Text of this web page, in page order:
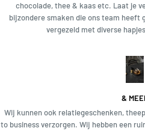
chocolade, thee & kaas etc. Laat je
bijzondere smaken die ons team
vergezeld met diverse
&
Wij kunnen ook relatiegeschenken,
to business verzorgen. Wij hebben een